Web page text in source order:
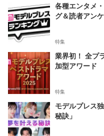
各種エンタメ
グ＆読者アン
特集
業界初！ 全プ
加型アワード
特集
モデルプレス
秘訣」